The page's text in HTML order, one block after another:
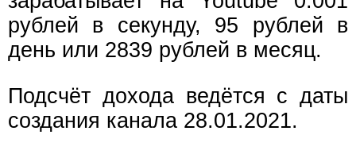
рублей в секунду, 95 рублей в
день или 2839 рублей в месяц.
Подсчёт дохода ведётся с даты
создания канала 28.01.2021.